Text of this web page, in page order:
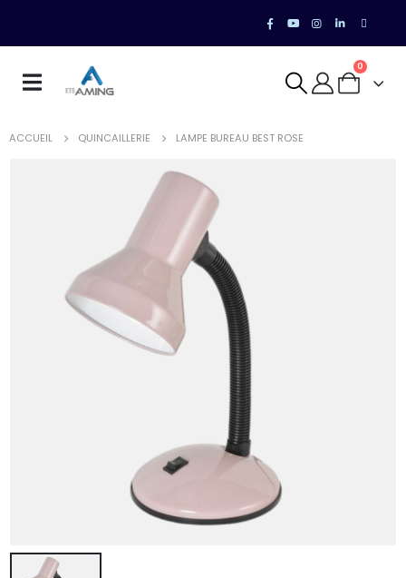
0
ACCUEIL QUINCAILLERIE LAMPE BUREAU BEST ROSE